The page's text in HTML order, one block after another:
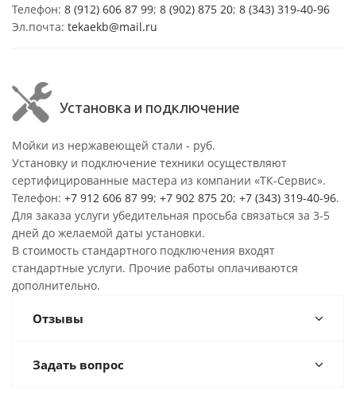
Телефон: 8 (912) 606 87 99; 8 (902) 875 20; 8 (343) 319-40-96
Эл.почта: tekaekb@mail.ru
Установка и подключение
Мойки из нержавеющей стали - руб.
Установку и подключение техники осуществляют
сертифицированные мастера из компании «ТК-Сервис».
Телефон: +7 912 606 87 99; +7 902 875 20; +7 (343) 319-40-96.
Для заказа услуги убедительная просьба связаться за 3-5
дней до желаемой даты установки.
В стоимость стандартного подключения входят
стандартные услуги. Прочие работы оплачиваются
дополнительно.
Отзывы
Задать вопрос